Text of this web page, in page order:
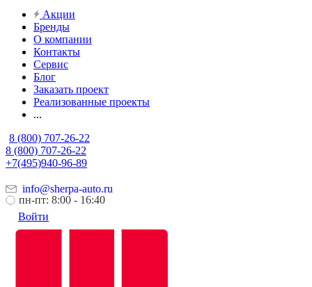
Акции
Бренды
О компании
Контакты
Сервис
Блог
Заказать проект
Реализованные проекты
...
8 (800) 707-26-22
8 (800) 707-26-22
+7(495)940-96-89
info@sherpa-auto.ru
пн-пт: 8:00 - 16:40
Войти